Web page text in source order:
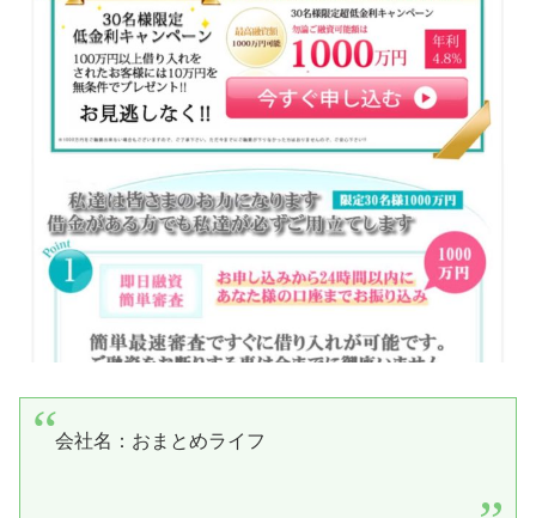
会社名： おまとめライフ